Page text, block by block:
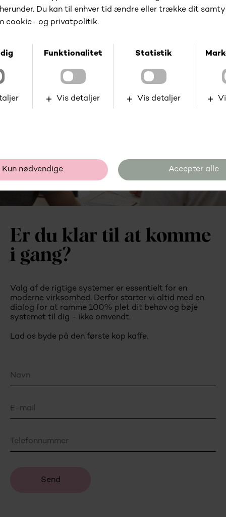
Er du klar til at komme
i gang?
Valg af de rigtige systemer er essentielt for en
moderne virksomhed. Derfor starter vi altid med en
dialog for at ramme 100% plet dit behov og bøje
systemet til dig - ikke omvendt.
Lad os byde på den første kop kaffe.